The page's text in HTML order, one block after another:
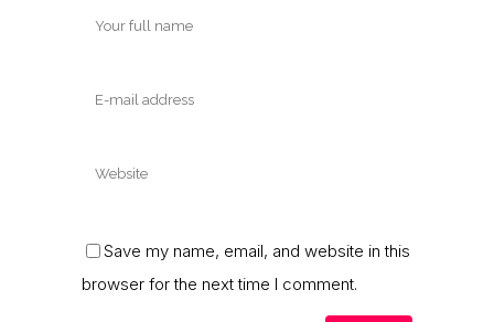
Save my name, email, and website in this
browser for the next time I comment.